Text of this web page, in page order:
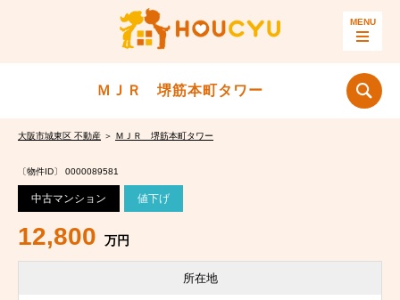
ＭＪＲ 堺筋本町タワー
大阪市城東区 不動産 ＞ ＭＪＲ 堺筋本町タワー
〔物件ID〕 0000089581
中古マンション 値下げ
12,800 万円
所在地